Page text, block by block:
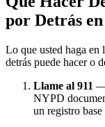
por Detrás
Lo que usted haga en
detrás puede hacer o
Llame al 911 —
NYPD
un registro